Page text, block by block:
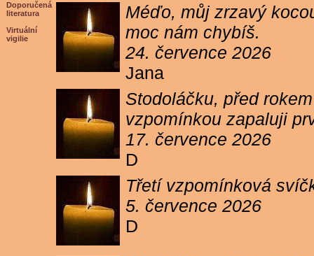
Doporučená
literatura
Virtuální
vigilie
Méďo, můj zrzavý
moc nám chybíš.
24. července 2026
Jana
Stodoláčku, před
vzpomínkou zapaluji
17. července 2026
D
Třetí vzpomínková
5. července 2026
D